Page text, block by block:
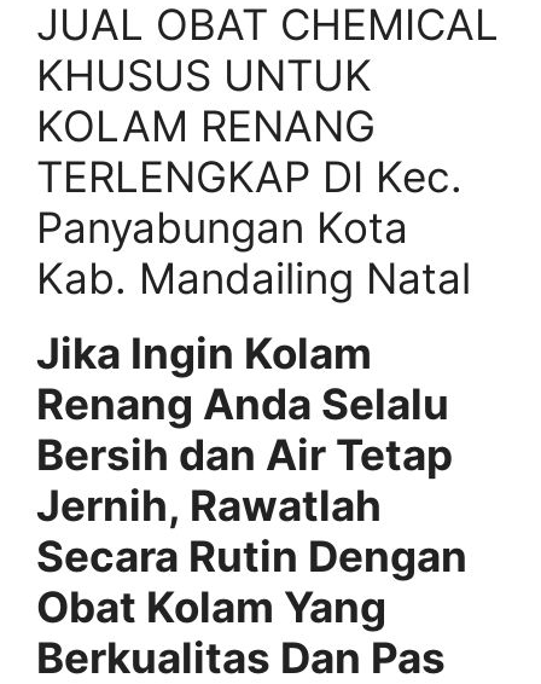
JUAL OBAT CHEMICAL
KHUSUS UNTUK
KOLAM RENANG
TERLENGKAP DI Kec.
Panyabungan Kota
Kab. Mandailing Natal
Jika Ingin Kolam
Renang Anda Selalu
Bersih dan Air Tetap
Jernih, Rawatlah
Secara Rutin Dengan
Obat Kolam Yang
Berkualitas Dan Pas